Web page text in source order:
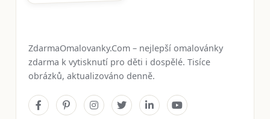
ZdarmaOmalovanky.Com – nejlepší omalovánky
zdarma k vytisknutí pro děti i dospělé. Tisíce
obrázků, aktualizováno denně.